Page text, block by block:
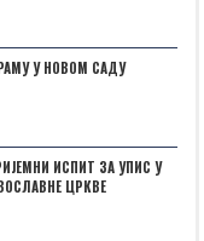
У НОВОМ САДУ
ИСПИТ ЗА УПИС У
ЦРКВЕ